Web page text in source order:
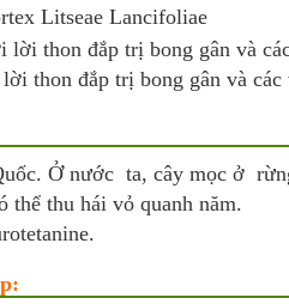
Litseae Lancifoliae
thon đắp trị bong gân và các
Ở nước ta, cây mọc ở
thu hái vỏ quanh năm.